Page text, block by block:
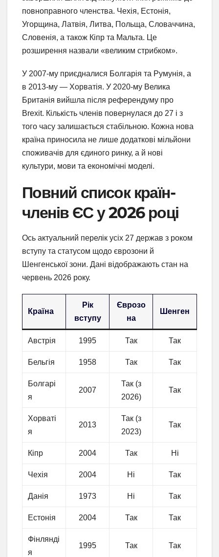
повноправного членства. Чехія, Естонія,
Угорщина, Латвія, Литва, Польща, Словаччина,
Словенія, а також Кіпр та Мальта. Це
розширення назвали «великим стрибком».
У 2007-му приєдналися Болгарія та Румунія, а
в 2013-му — Хорватія. У 2020-му Велика
Британія вийшла після референдуму про
Brexit. Кількість членів повернулася до 27 і з
того часу залишається стабільною. Кожна нова
країна приносила не лише додаткові мільйони
споживачів для єдиного ринку, а й нові
культури, мови та економічні моделі.
Повний список країн-
членів ЄС у 2026 році
Ось актуальний перелік усіх 27 держав з роком
вступу та статусом щодо єврозони й
Шенгенської зони. Дані відображають стан на
червень 2026 року.
Країна
Рік
вступу
Єврозо
на
Шенген
Австрія 1995 Так Так
Бельгія 1958 Так Так
Болгарі
я
2007
Так (з
2026)
Так
Хорваті
я
2013
Так (з
2023)
Так
Кіпр 2004 Так Ні
Чехія 2004 Ні Так
Данія 1973 Ні Так
Естонія 2004 Так Так
Фінлянді
я
1995 Так Так